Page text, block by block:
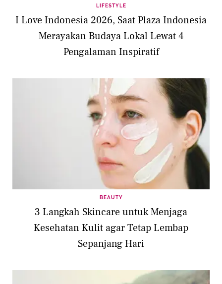
LIFESTYLE
I Love Indonesia 2026, Saat Plaza Indonesia
Merayakan Budaya Lokal Lewat 4
Pengalaman Inspiratif
BEAUTY
3 Langkah Skincare untuk Menjaga
Kesehatan Kulit agar Tetap Lembap
Sepanjang Hari